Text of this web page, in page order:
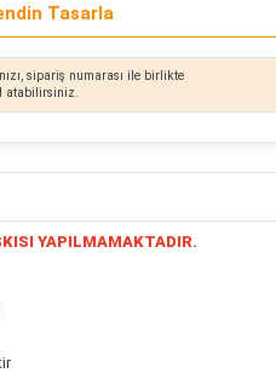
Tasarla
sipariş numarası ile birlikte
atabilirsiniz.
YAPILMAMAKTADIR.